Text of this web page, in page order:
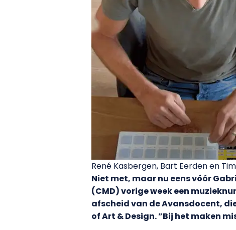
René Kasbergen, Bart Eerden en
Niet met, maar nu eens vóór
(CMD) vorige week een
afscheid van de Avansdocent,
of Art & Design. ”Bij het maken